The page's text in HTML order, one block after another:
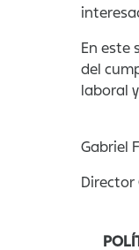
En este
del
laboral